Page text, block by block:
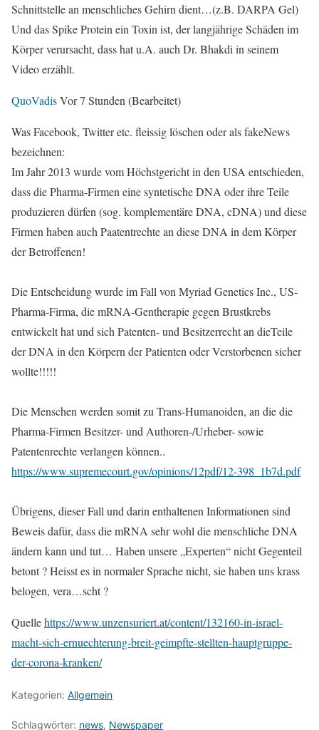
Schnittstelle an menschliches Gehirn dient…(z.B. DARPA Gel)
Und das Spike Protein ein Toxin ist, der langjährige Schäden im
Körper verursacht, dass hat u.A. auch Dr. Bhakdi in seinem
Video erzählt.
QuoVadisVor 7 Stunden (Bearbeitet)
Was Facebook, Twitter etc. fleissig löschen oder als fakeNews
bezeichnen:
Im Jahr 2013 wurde vom Höchstgericht in den USA entschieden,
dass die Pharma-Firmen eine syntetische DNA oder ihre Teile
produzieren dürfen (sog. komplementäre DNA, cDNA) und diese
Firmen haben auch Paatentrechte an diese DNA in dem Körper
der Betroffenen!
Die Entscheidung wurde im Fall von Myriad Genetics Inc., US-
Pharma-Firma, die mRNA-Gentherapie gegen Brustkrebs
entwickelt hat und sich Patenten- und Besitzerrecht an dieTeile
der DNA in den Körpern der Patienten oder Verstorbenen sicher
wollte!!!!!
Die Menschen werden somit zu Trans-Humanoiden, an die die
Pharma-Firmen Besitzer- und Authoren-/Urheber- sowie
Patentenrechte verlangen können..
https://www.supremecourt.gov/opinions/12pdf/12-398_1b7d.pdf
Übrigens, dieser Fall und darin enthaltenen Informationen sind
Beweis dafür, dass die mRNA sehr wohl die menschliche DNA
ändern kann und tut… Haben unsere „Experten“ nicht Gegenteil
betont ? Heisst es in normaler Sprache nicht, sie haben uns krass
belogen, vera…scht ?
Quellehttps://www.unzensuriert.at/content/132160-in-israel-
macht-sich-ernuechterung-breit-geimpfte-stellten-hauptgruppe-
der-corona-kranken/
Kategorien: Allgemein
Schlagwörter: news, Newspaper